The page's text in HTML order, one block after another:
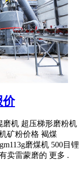
价
机 超压梯形磨粉机
矿粉价格 褐煤
磨煤机 500目锂
卖雷蒙磨的 更多 .